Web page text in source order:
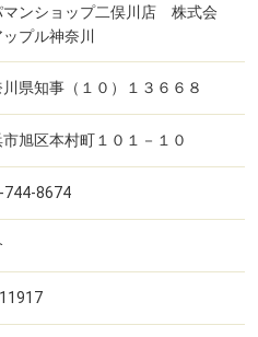
マンショップ二俣川店 株式会
プル神奈川
県知事（１０）１３６６８
旭区本村町１０１－１０
744-8674